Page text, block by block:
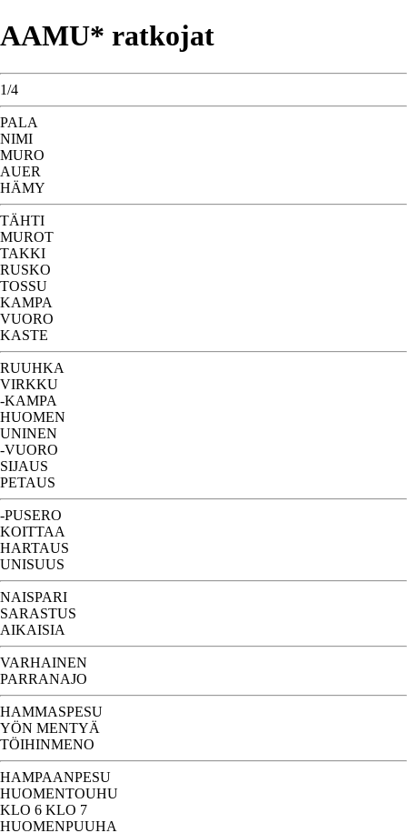
AAMU* ratkojat
1/4
PALA
NIMI
MURO
AUER
HÄMY
TÄHTI
MUROT
TAKKI
RUSKO
TOSSU
KAMPA
VUORO
KASTE
RUUHKA
VIRKKU
-KAMPA
HUOMEN
UNINEN
-VUORO
SIJAUS
PETAUS
-PUSERO
KOITTAA
HARTAUS
UNISUUS
NAISPARI
SARASTUS
AIKAISIA
VARHAINEN
PARRANAJO
HAMMASPESU
YÖN MENTYÄ
TÖIHINMENO
HAMPAANPESU
HUOMENTOUHU
KLO 6 KLO 7
HUOMENPUUHA